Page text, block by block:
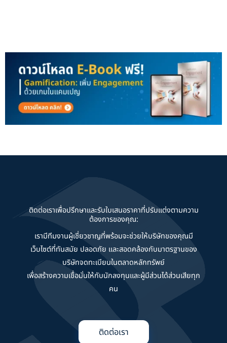
ติดต่อเราเพื่อปรึกษาและรับใบเสนอราคาที่ปรับแต่งตามความ
ต้องการของคุณ:
เรามีทีมงานผู้เชี่ยวชาญที่พร้อมจะช่วยให้บริษัทของคุณมี
เว็บไซต์ที่ทันสมัย ปลอดภัย และสอดคล้องกับมาตรฐานของ
บริษัทจดทะเบียนในตลาดหลักทรัพย์
เพื่อสร้างความเชื่อมั่นให้กับนักลงทุนและผู้มีส่วนได้ส่วนเสียทุก
คน
ติดต่อเรา